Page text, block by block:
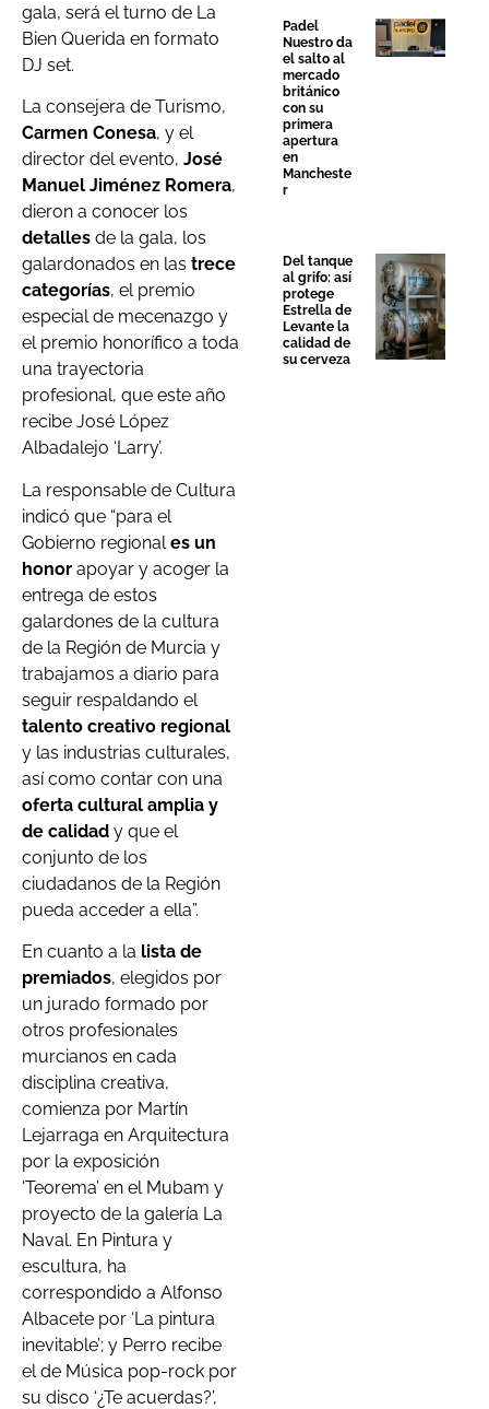
gala, será el turno de La
Bien Querida en formato
DJ set.
La consejera de Turismo,
Carmen Conesa, y el
director del evento, José
Manuel Jiménez Romera,
dieron a conocer los
detalles de la gala, los
galardonados en las trece
categorías, el premio
especial de mecenazgo y
el premio honorífico a toda
una trayectoria
profesional, que este año
recibe José López
Albadalejo ‘Larry’.
La responsable de Cultura
indicó que “para el
Gobierno regional es un
honor apoyar y acoger la
entrega de estos
galardones de la cultura
de la Región de Murcia y
trabajamos a diario para
seguir respaldando el
talento creativo regional
y las industrias culturales,
así como contar con una
oferta cultural amplia y
de calidad y que el
conjunto de los
ciudadanos de la Región
pueda acceder a ella”.
En cuanto a la lista de
premiados, elegidos por
un jurado formado por
otros profesionales
murcianos en cada
disciplina creativa,
comienza por Martín
Lejarraga en Arquitectura
por la exposición
‘Teorema’ en el Mubam y
proyecto de la galería La
Naval. En Pintura y
escultura, ha
correspondido a Alfonso
Albacete por ‘La pintura
inevitable’; y Perro recibe
el de Música pop-rock por
su disco ‘¿Te acuerdas?’,
Padel
Nuestro da
el salto al
mercado
británico
con su
primera
apertura
en
Mancheste
r
Del tanque
al grifo: así
protege
Estrella de
Levante la
calidad de
su cerveza